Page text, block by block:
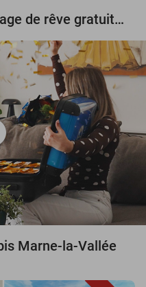
Tentez de gagner un voyage de rêve gratuit d'une valeur de 3.000 € !
Marne-la-Vallée